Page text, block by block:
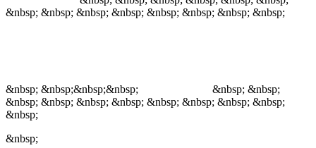
&nbsp; &nbsp; &nbsp; &nbsp; &nbsp; &nbsp; &nbsp; &nbsp;
&nbsp; &nbsp;&nbsp;&nbsp;
&nbsp; &nbsp;
&nbsp; &nbsp; &nbsp; &nbsp; &nbsp; &nbsp; &nbsp; &nbsp;
&nbsp;
&nbsp;